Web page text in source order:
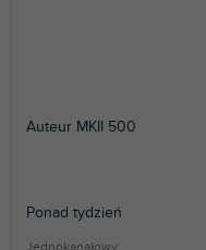
Auteur MKII 500
Ponad tydzień
Jednokanałowy